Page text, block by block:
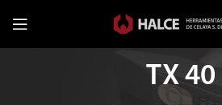
TX 40